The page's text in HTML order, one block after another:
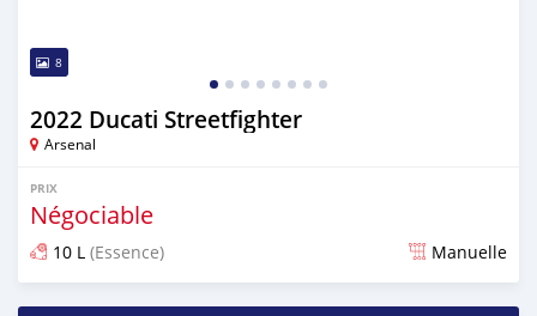
8
2022 Ducati Streetfighter
Arsenal
PRIX
Négociable
10 L (Essence) Manuelle
Publié il y a 6 mois